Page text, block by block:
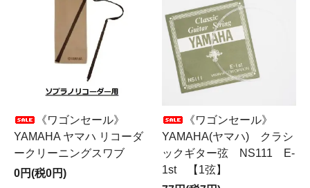
《ワゴンセール》
YAMAHA ヤマハ リコーダ
ークリーニングスワブ
0円(税0円)
《ワゴンセール》
YAMAHA(ヤマハ) クラシ
ックギター弦 NS111 E-
1st 【1弦】